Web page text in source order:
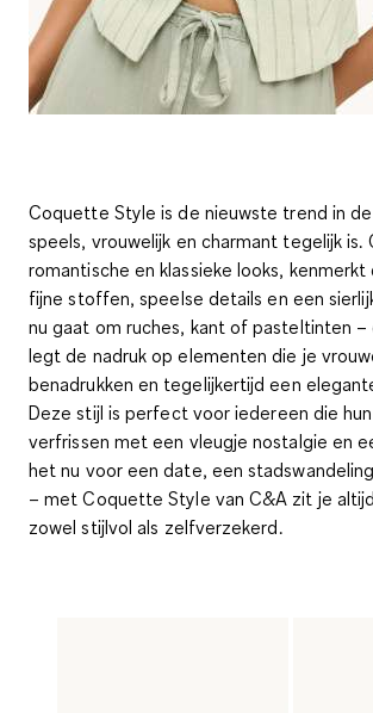
Coquette Style is de nieuwste trend in
speels, vrouwelijk en charmant tegelijk is.
romantische en klassieke looks,
fijne stoffen, speelse details en een
nu gaat om ruches, kant of pasteltinten
legt de nadruk op elementen die je
benadrukken en tegelijkertijd een
Deze stijl is perfect voor iedereen die
verfrissen met een vleugje nostalgie en
het nu voor een date, een
– met Coquette Style van C&A zit je
zowel stijlvol als zelfverzekerd.